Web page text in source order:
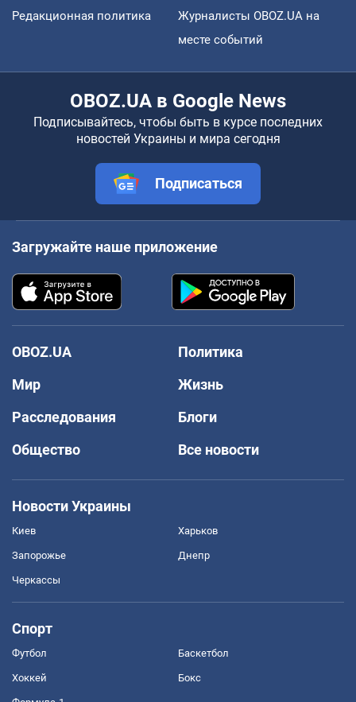
Редакционная политика
Журналисты OBOZ.UA на
месте событий
OBOZ.UA в Google News
Подписывайтесь, чтобы быть в курсе последних
новостей Украины и мира сегодня
Подписаться
Загружайте наше приложение
OBOZ.UA
Политика
Мир
Жизнь
Расследования
Блоги
Общество
Все новости
Новости Украины
Киев Харьков
Запорожье Днепр
Черкассы
Спорт
Футбол Баскетбол
Хоккей Бокс